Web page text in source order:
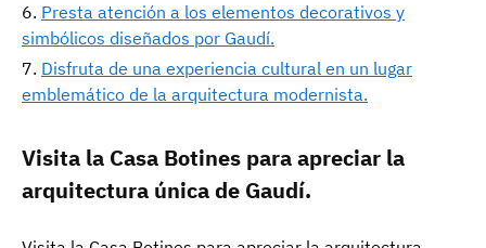
Presta atención a los elementos decorativos y
simbólicos diseñados por Gaudí.
Disfruta de una experiencia cultural en un lugar
emblemático de la arquitectura modernista.
Visita la Casa Botines para apreciar la
arquitectura única de Gaudí.